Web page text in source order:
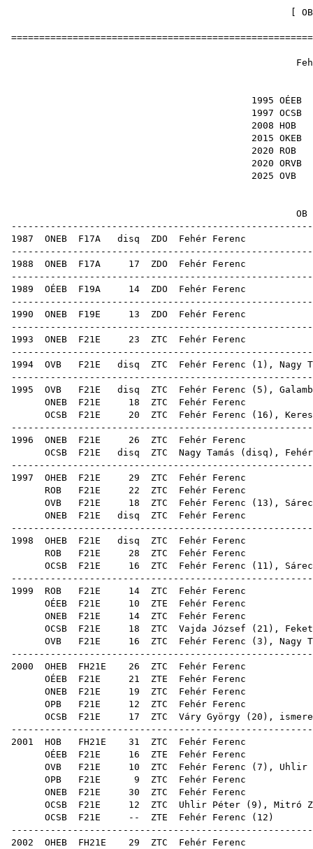
Fehér
1995 OÉEB
1997 OCSB
2008 HOB
2015 OKEB
2020 ROB
2020 ORVB
2025 OVB
OB
1987 ONEB F17A disq ZDO
1988 ONEB F17A 17 ZDO
1989 OÉEB F19A 14 ZDO
1990 ONEB F19E 13 ZDO
1993 ONEB F21E 23 ZTC
1994 OVB F21E disq ZTC Fehér Ferenc ( 1 ), Nagy
1995 OVB F21E disq ZTC Fehér Ferenc ( 5 ),
ONEB F21E 18 ZTC
OCSB F21E 20 ZTC Fehér Ferenc ( 16 ),
1996 ONEB F21E 26 ZTC
OCSB F21E disq ZTC Nagy Tamás ( disq ),
1997 OHEB F21E 29 ZTC
ROB F21E 22 ZTC
OVB F21E 18 ZTC Fehér Ferenc ( 13 ),
ONEB F21E disq ZTC
1998 OHEB F21E disq ZTC
ROB F21E 28 ZTC
OCSB F21E 16 ZTC Fehér Ferenc ( 11 ),
1999 ROB F21E 14 ZTC
OÉEB F21E 10 ZTE
ONEB F21E 14 ZTC
OCSB F21E 18 ZTC Vajda József ( 21 ),
OVB F21E 16 ZTC Fehér Ferenc ( 3 ), Nagy
2000 OHEB FH21E 26 ZTC
OÉEB F21E 21 ZTE
ONEB F21E 19 ZTC
OPB F21E 12 ZTC
OCSB F21E 17 ZTC Váry György ( 20 ),
2001 HOB FH21E 31 ZTC
OÉEB F21E 16 ZTE
OVB F21E 10 ZTC Fehér Ferenc ( 7 ), Uhlir
OPB F21E 9 ZTC
ONEB F21E 30 ZTC
OCSB F21E 12 ZTC Uhlir Péter ( 9 ), Mitró
OCSB F21E -- ZTE Fehér Ferenc ( 12
2002 OHEB FH21E 29 ZTC